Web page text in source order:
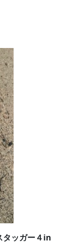
ッガー４in